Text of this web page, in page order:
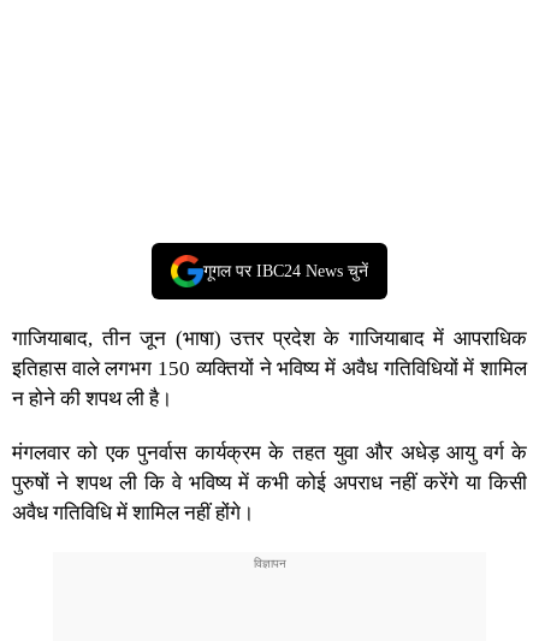
गूगल पर IBC24 News चुनें
गाजियाबाद, तीन जून (भाषा) उत्तर प्रदेश के गाजियाबाद में आपराधिक
इतिहास वाले लगभग 150 व्यक्तियों ने भविष्य में अवैध गतिविधियों में शामिल
न होने की शपथ ली है।
मंगलवार को एक पुनर्वास कार्यक्रम के तहत युवा और अधेड़ आयु वर्ग के
पुरुषों ने शपथ ली कि वे भविष्य में कभी कोई अपराध नहीं करेंगे या किसी
अवैध गतिविधि में शामिल नहीं होंगे।